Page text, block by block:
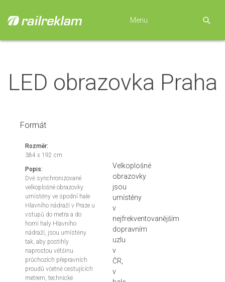
Menu
LED obrazovka Praha
Formát
Rozměr:
384 x 192 cm
Popis:
Dvě synchronizované
velkoplošné obrazovky
umístěny ve spodní hale
Hlavního nádraží v Praze u
vstupů do metra a do
horní haly Hlavního
nádraží, jsou umístěny
tak, aby postihly
naprostou většinu
průchozích přepravních
proudů včetně cestujících
metrem, technické
Velkoplošné
obrazovky
jsou
umístěny
v
nejfrekventovanějším
dopravním
uzlu
v
ČR,
v